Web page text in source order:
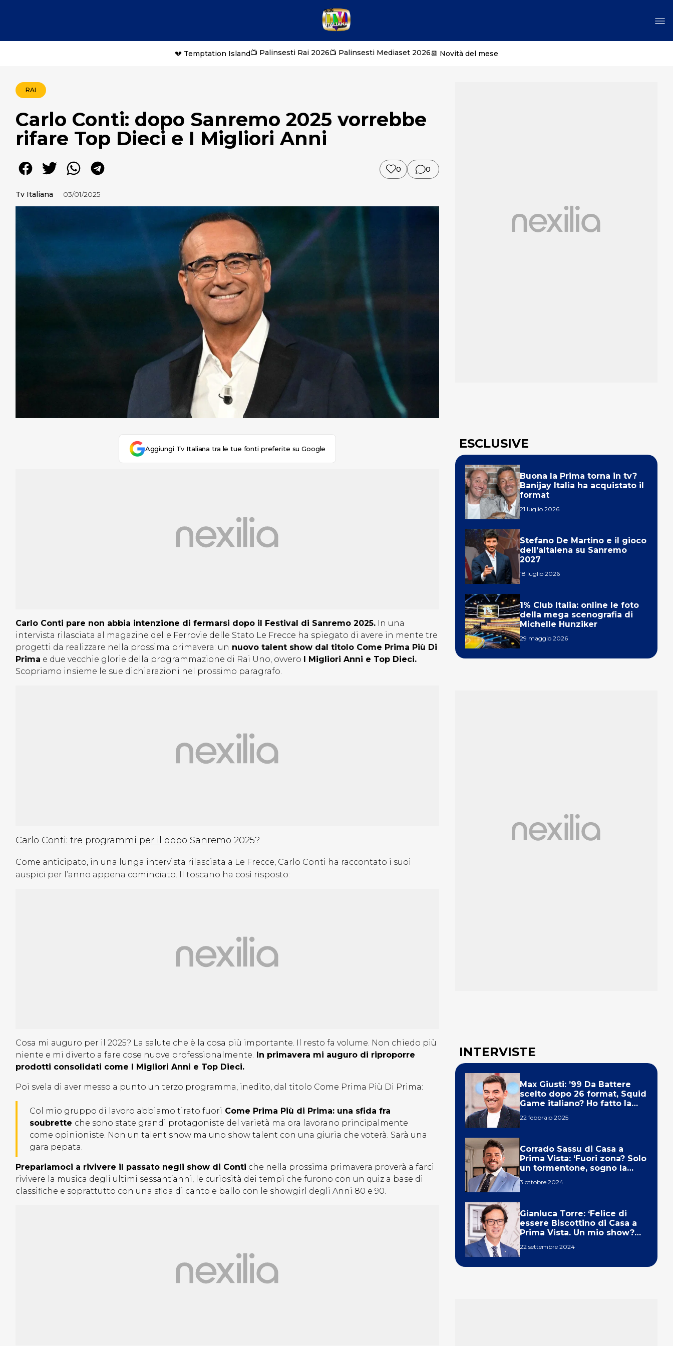
💔 Temptation Island📺 Palinsesti Rai 2026📺 Palinsesti Mediaset 2026📆 Novità del mese
RAI
Carlo Conti: dopo Sanremo 2025 vorrebbe
rifare Top Dieci e I Migliori Anni
0 0
Tv Italiana 03/01/2025
Aggiungi Tv Italiana tra le tue fonti preferite su Google
Carlo Conti pare non abbia intenzione di fermarsi dopo il Festival di Sanremo 2025. In una
intervista rilasciata al magazine delle Ferrovie delle Stato Le Frecce ha spiegato di avere in mente tre
progetti da realizzare nella prossima primavera: un nuovo talent show dal titolo Come Prima Più Di
Prima e due vecchie glorie della programmazione di Rai Uno, ovvero I Migliori Anni e Top Dieci.
Scopriamo insieme le sue dichiarazioni nel prossimo paragrafo.
Carlo Conti: tre programmi per il dopo Sanremo 2025?
Come anticipato, in una lunga intervista rilasciata a Le Frecce, Carlo Conti ha raccontato i suoi
auspici per l’anno appena cominciato. Il toscano ha così risposto:
Cosa mi auguro per il 2025? La salute che è la cosa più importante. Il resto fa volume. Non chiedo più
niente e mi diverto a fare cose nuove professionalmente. In primavera mi auguro di riproporre
prodotti consolidati come I Migliori Anni e Top Dieci.
Poi svela di aver messo a punto un terzo programma, inedito, dal titolo Come Prima Più Di Prima:
Col mio gruppo di lavoro abbiamo tirato fuori Come Prima Più di Prima: una sfida fra
soubrette che sono state grandi protagoniste del varietà ma ora lavorano principalmente
come opinioniste. Non un talent show ma uno show talent con una giuria che voterà. Sarà una
gara pepata.
Prepariamoci a rivivere il passato negli show di Conti che nella prossima primavera proverà a farci
rivivere la musica degli ultimi sessant’anni, le curiosità dei tempi che furono con un quiz a base di
classifiche e soprattutto con una sfida di canto e ballo con le showgirl degli Anni 80 e 90.
ESCLUSIVE
Buona la Prima torna in tv?
Banijay Italia ha acquistato il
format
21 luglio 2026
Stefano De Martino e il gioco
dell’altalena su Sanremo
2027
18 luglio 2026
1% Club Italia: online le foto
della mega scenografia di
Michelle Hunziker
29 maggio 2026
INTERVISTE
Max Giusti: ’99 Da Battere
scelto dopo 26 format, Squid
Game italiano? Ho fatto la
22 febbraio 2025
Corrado Sassu di Casa a
Prima Vista: ‘Fuori zona? Solo
un tormentone, sogno la
3 ottobre 2024
Gianluca Torre: ‘Felice di
essere Biscottino di Casa a
Prima Vista. Un mio show?
22 settembre 2024